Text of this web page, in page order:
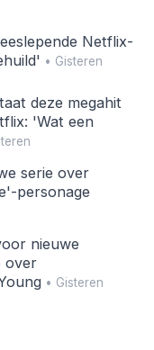
Netflix-
• Gisteren
deze megahit
'Wat een
serie over
personage
nieuwe
over
• Gisteren